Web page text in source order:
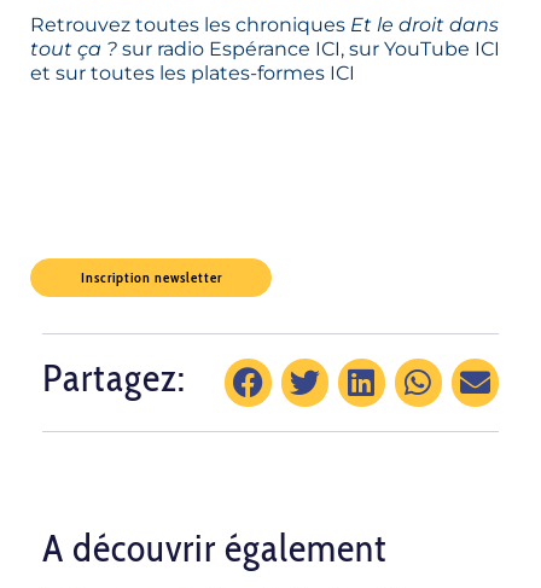
Retrouvez toutes les chroniques Et le droit dans
tout ça ? sur radio Espérance ICI, sur YouTube ICI
et sur toutes les plates-formes ICI
Inscription newsletter
Partagez:
A découvrir également